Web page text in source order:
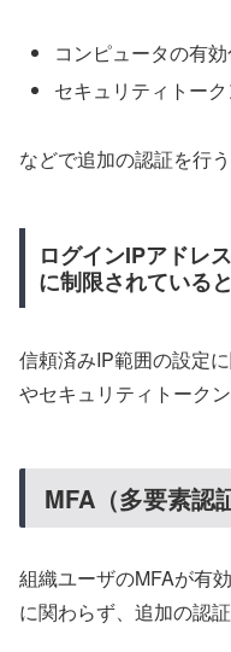
コンピュータの有
セキュリティトーク
などで追加の認証を行
ログインIPアドレ
に制限されている
信頼済みIP範囲の設定
やセキュリティトーク
MFA（多要素認
組織ユーザのMFAが有
に関わらず、追加の認